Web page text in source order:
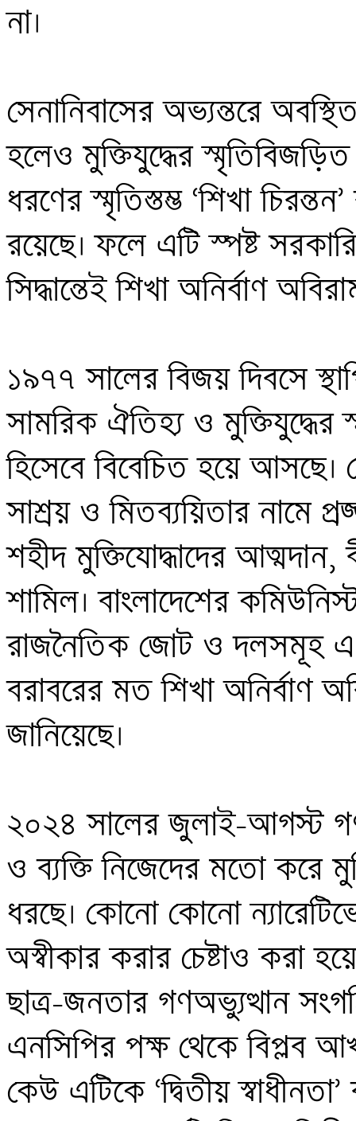
না।
সেনানিবাসের অভ্যন্তরে
হলেও মুক্তিযুদ্ধের
ধরণের স্মৃতিস্তম্ভ ‘শিখা
রয়েছে। ফলে এটি স্পষ্ট
সিদ্ধান্তেই শিখা অনির্বাণ
১৯৭৭ সালের বিজয় দিবসে
সামরিক ঐতিহ্য ও
হিসেবে বিবেচিত হয়ে আসছে।
সাশ্রয় ও মিতব্যয়িতার নামে
শহীদ মুক্তিযোদ্ধাদের আত্মদান,
শামিল। বাংলাদেশের
রাজনৈতিক জোট ও দলসমূহ এ
বরাবরের মত শিখা অনির্বাণ
জানিয়েছে।
২০২৪ সালের জুলাই-আগস্ট
ও ব্যক্তি নিজেদের মতো করে
ধরছে। কোনো কোনো
অস্বীকার করার চেষ্টাও করা
ছাত্র-জনতার গণঅভ্যুত্থান
এনসিপির পক্ষ থেকে বিপ্লব
কেউ এটিকে ‘দ্বিতীয়